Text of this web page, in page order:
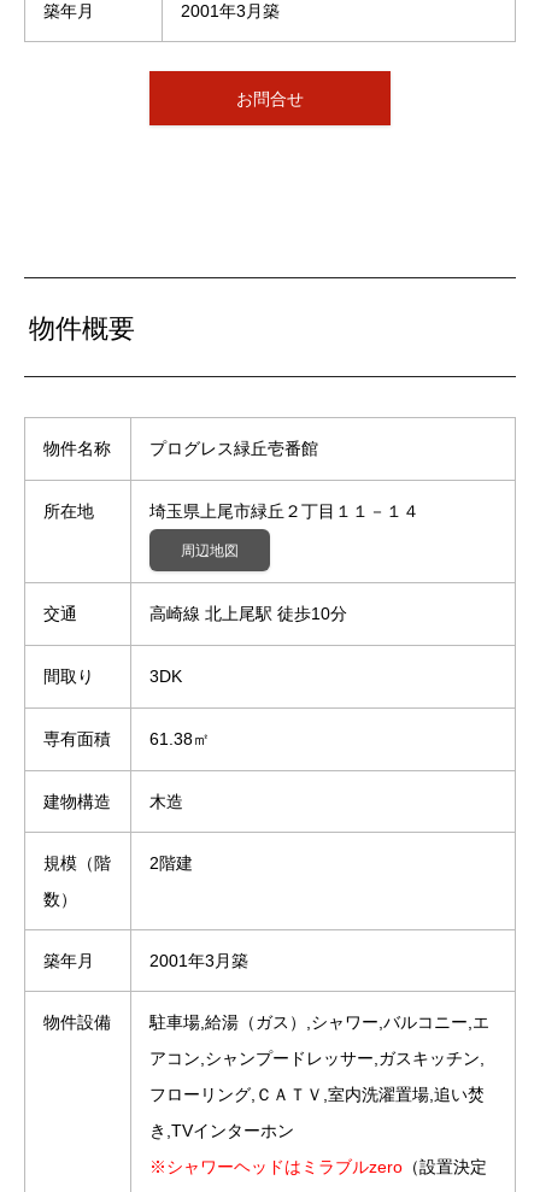
築年月 2001年3月築
お問合せ
物件概要
物件名称 プログレス緑丘壱番館
所在地 埼玉県上尾市緑丘２丁目１１－１４
周辺地図
交通 高崎線 北上尾駅 徒歩10分
間取り 3DK
専有面積 61.38㎡
建物構造 木造
規模（階
数）
2階建
築年月 2001年3月築
物件設備
駐車場,給湯（ガス）,シャワー,バルコニー,エ
アコン,シャンプードレッサー,ガスキッチン,
フローリング,ＣＡＴＶ,室内洗濯置場,追い焚
き,TVインターホン
※シャワーヘッドはミラブルzero （設置決定